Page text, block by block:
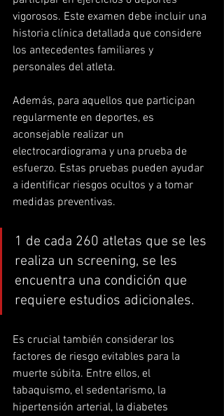
vigorosos. Este examen debe incluir una
historia clínica detallada que considere
los antecedentes familiares y
personales del atleta.
Además, para aquellos que participan
regularmente en deportes, es
aconsejable realizar un
electrocardiograma y una prueba de
esfuerzo. Estas pruebas pueden ayudar
a identificar riesgos ocultos y a tomar
medidas preventivas.
1 de cada 260 atletas que se les
realiza un screening, se les
encuentra una condición que
requiere estudios adicionales.
Es crucial también considerar los
factores de riesgo evitables para la
muerte súbita. Entre ellos, el
tabaquismo, el sedentarismo, la
hipertensión arterial, la diabetes